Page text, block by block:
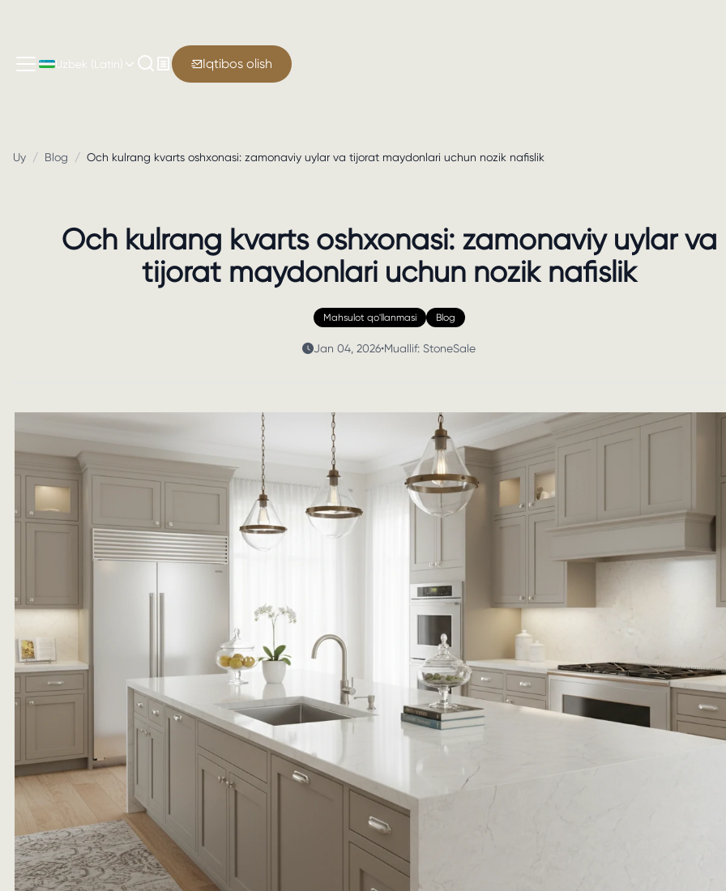
Uzbek (Latin) Iqtibos olish
Uy / Blog / Och kulrang kvarts oshxonasi: zamonaviy uylar va tijorat maydonlari uchun nozik nafislik
Och kulrang kvarts oshxonasi: zamonaviy uylar va
tijorat maydonlari uchun nozik nafislik
Mahsulot qo'llanmasi Blog
Jan 04, 2026•Muallif: StoneSale